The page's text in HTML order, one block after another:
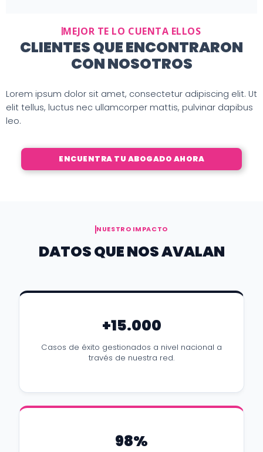
MEJOR TE LO CUENTA ELLOS
CLIENTES QUE ENCONTRARON
CON NOSOTROS
Lorem ipsum dolor sit amet, consectetur adipiscing elit. Ut
elit tellus, luctus nec ullamcorper mattis, pulvinar dapibus
leo.
ENCUENTRA TU ABOGADO AHORA
NUESTRO IMPACTO
DATOS QUE NOS AVALAN
+15.000
Casos de éxito gestionados a nivel nacional a
través de nuestra red.
98%